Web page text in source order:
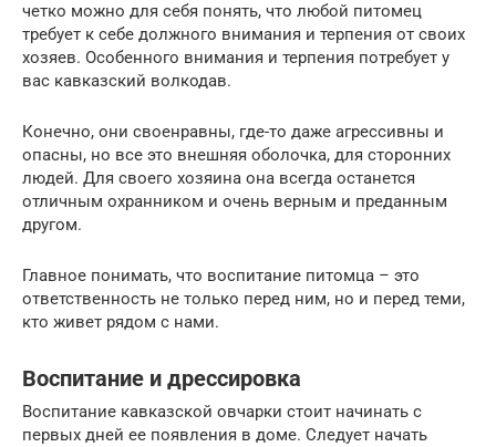
четко можно для себя понять, что любой питомец
требует к себе должного внимания и терпения от своих
хозяев. Особенного внимания и терпения потребует у
вас кавказский волкодав.
Конечно, они своенравны, где-то даже агрессивны и
опасны, но все это внешняя оболочка, для сторонних
людей. Для своего хозяина она всегда останется
отличным охранником и очень верным и преданным
другом.
Главное понимать, что воспитание питомца – это
ответственность не только перед ним, но и перед теми,
кто живет рядом с нами.
Воспитание и дрессировка
Воспитание кавказской овчарки стоит начинать с
первых дней ее появления в доме. Следует начать